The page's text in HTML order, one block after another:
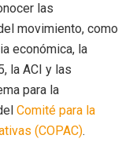
las
movimiento, como
económica, la
la ACI y las
para la
Comité para la
(COPAC).